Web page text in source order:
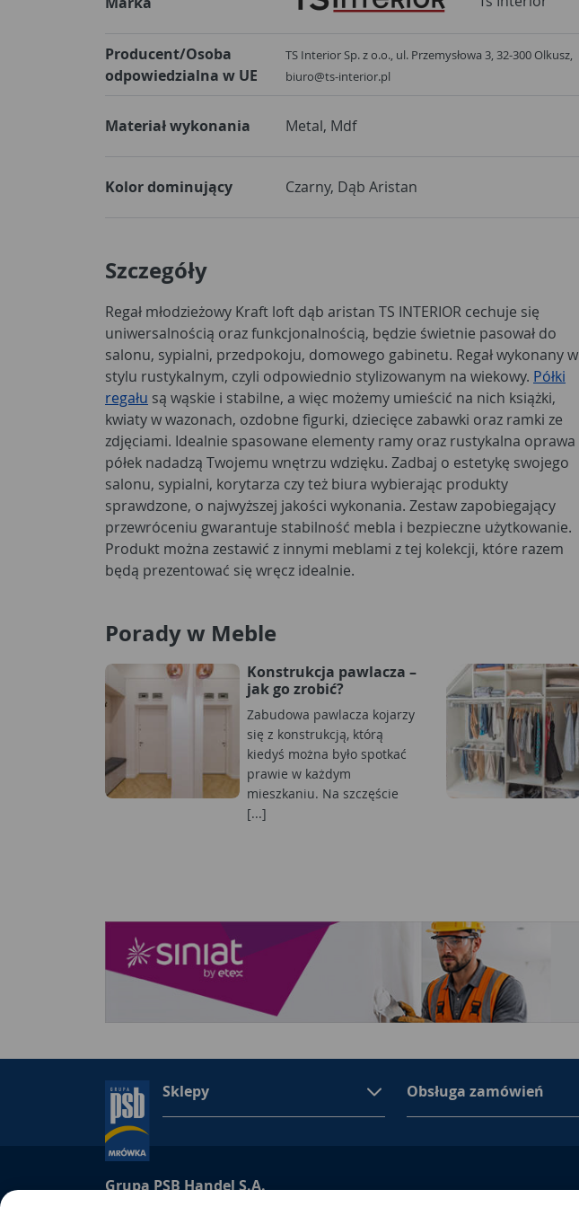
Producent/Osoba
odpowiedzialna w UE
TS Interior Sp. z o.o., ul. Przemysłowa 3, 32-300 Olkusz,
biuro@ts-interior.pl
Materiał wykonania Metal, Mdf
Kolor dominujący Czarny, Dąb Aristan
Szczegóły
Regał młodzieżowy Kraft loft dąb aristan TS INTERIOR cechuje się
uniwersalnością oraz funkcjonalnością, będzie świetnie pasował do
salonu, sypialni, przedpokoju, domowego gabinetu. Regał wykonany w
stylu rustykalnym, czyli odpowiednio stylizowanym na wiekowy. Półki
regału są wąskie i stabilne, a więc możemy umieścić na nich książki,
kwiaty w wazonach, ozdobne figurki, dziecięce zabawki oraz ramki ze
zdjęciami. Idealnie spasowane elementy ramy oraz rustykalna oprawa
półek nadadzą Twojemu wnętrzu wdzięku. Zadbaj o estetykę swojego
salonu, sypialni, korytarza czy też biura wybierając produkty
sprawdzone, o najwyższej jakości wykonania. Zestaw zapobiegający
przewróceniu gwarantuje stabilność mebla i bezpieczne użytkowanie.
Produkt można zestawić z innymi meblami z tej kolekcji, które razem
będą prezentować się wręcz idealnie.
Porady w Meble
Konstrukcja pawlacza –
jak go zrobić?
Zabudowa pawlacza kojarzy
się z konstrukcją, którą
kiedyś można było spotkać
prawie w każdym
mieszkaniu. Na szczęście
[...]
Sklepy Obsługa zamówień
Grupa PSB Handel S.A.